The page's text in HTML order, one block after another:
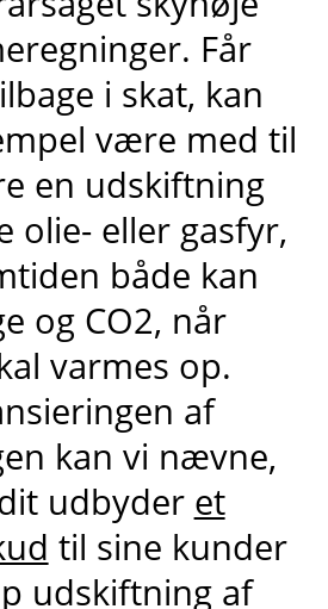
Får
i skat, kan
være med til
en udskiftning
olie- eller gasfyr,
både kan
og CO2, når
varmes op.
af
kan vi nævne,
udbyder et
til sine kunder
udskiftning af